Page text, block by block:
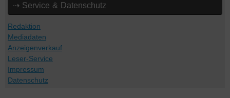
⇢ Service & Datenschutz
Redaktion
Mediadaten
Anzeigenverkauf
Leser-Service
Impressum
Datenschutz